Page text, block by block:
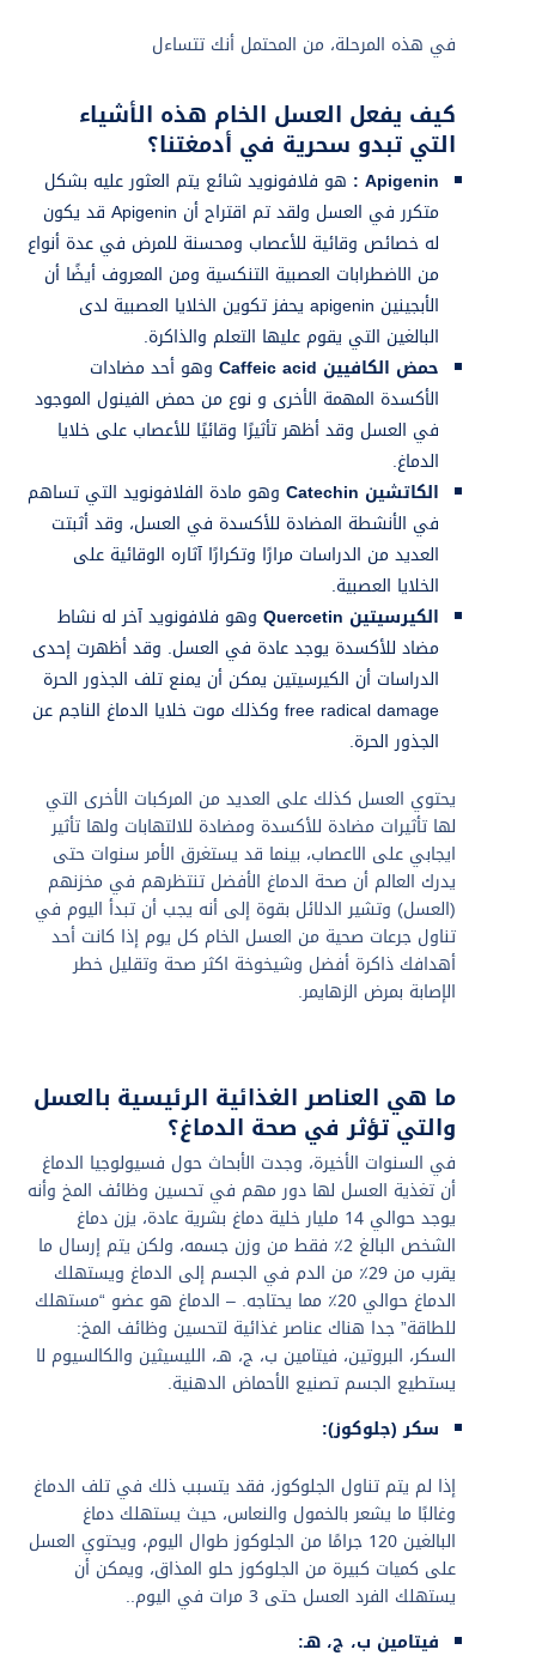
في هذه المرحلة، من المحتمل أنك تتساءل
كيف يفعل العسل الخام هذه الأشياء
التي تبدو سحرية في أدمغتنا؟
Apigenin
: هو فلافونويد شائع يتم العثور عليه بشكل
متكرر في العسل ولقد تم اقتراح أن Apigenin قد يكون
له خصائص وقائية للأعصاب ومحسنة للمرض في عدة أنواع
من الاضطرابات العصبية التنكسية ومن المعروف أيضًا أن
الأبجينين apigenin يحفز تكوين الخلايا العصبية لدى
البالغين التي يقوم عليها التعلم والذاكرة.
حمض الكافيين Caffeic acid وهو أحد مضادات
الأكسدة المهمة الأخرى و نوع من حمض الفينول الموجود
في العسل وقد أظهر تأثيرًا وقائيًا للأعصاب على خلايا
الدماغ.
الكاتشين Catechin وهو مادة الفلافونويد التي تساهم
في الأنشطة المضادة للأكسدة في العسل، وقد أثبتت
العديد من الدراسات مرارًا وتكرارًا آثاره الوقائية على
الخلايا العصبية.
الكيرسيتين Quercetin وهو فلافونويد آخر له نشاط
مضاد للأكسدة يوجد عادة في العسل. وقد أظهرت إحدى
الدراسات أن الكيرسيتين يمكن أن يمنع تلف الجذور الحرة
free radical damage وكذلك موت خلايا الدماغ الناجم عن
الجذور الحرة.
يحتوي العسل كذلك على العديد من المركبات الأخرى التي
لها تأثيرات مضادة للأكسدة ومضادة للالتهابات ولها تأثير
ايجابي على الاعصاب، بينما قد يستغرق الأمر سنوات حتى
يدرك العالم أن صحة الدماغ الأفضل تنتظرهم في مخزنهم
(العسل) وتشير الدلائل بقوة إلى أنه يجب أن تبدأ اليوم في
تناول جرعات صحية من العسل الخام كل يوم إذا كانت أحد
أهدافك ذاكرة أفضل وشيخوخة اكثر صحة وتقليل خطر
الإصابة بمرض الزهايمر.
ما هي العناصر الغذائية الرئيسية بالعسل
والتي تؤثر في صحة الدماغ؟
في السنوات الأخيرة، وجدت الأبحاث حول فسيولوجيا الدماغ
أن تغذية العسل لها دور مهم في تحسين وظائف المخ وأنه
يوجد حوالي 14 مليار خلية دماغ بشرية عادة، يزن دماغ
الشخص البالغ 2٪ فقط من وزن جسمه، ولكن يتم إرسال ما
يقرب من 29٪ من الدم في الجسم إلى الدماغ ويستهلك
الدماغ حوالي 20٪ مما يحتاجه. – الدماغ هو عضو “مستهلك
للطاقة” جدا هناك عناصر غذائية لتحسين وظائف المخ:
السكر، البروتين، فيتامين ب، ج، هـ، الليسيثين والكالسيوم لا
يستطيع الجسم تصنيع الأحماض الدهنية.
سكر (جلوكوز):
إذا لم يتم تناول الجلوكوز، فقد يتسبب ذلك في تلف الدماغ
وغالبًا ما يشعر بالخمول والنعاس، حيث يستهلك دماغ
البالغين 120 جرامًا من الجلوكوز طوال اليوم، ويحتوي العسل
على كميات كبيرة من الجلوكوز حلو المذاق، ويمكن أن
يستهلك الفرد العسل حتى 3 مرات في اليوم..
فيتامين ب، ج، هـ: